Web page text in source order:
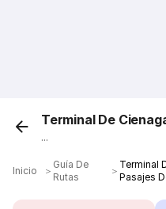
Terminal De
...
Inicio ＞
Guía De
Rutas
＞
Terminal
Pasajes